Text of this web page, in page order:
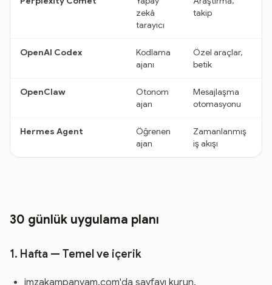
zekâ
tarayıcı
takip
OpenAI Codex
Kodlama
ajanı
Özel araçlar,
betik
OpenClaw
Otonom
ajan
Mesajlaşma
otomasyonu
Hermes Agent
Öğrenen
ajan
Zamanlanmış
iş akışı
30 günlük uygulama planı
1. Hafta — Temel ve içerik